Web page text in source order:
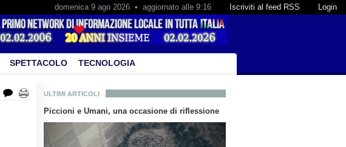
Login
Iscriviti al feed RSS
domenica 9 ago 2026 • aggiornato alle 9:16
SPETTACOLO TECNOLOGIA
ULTIMI ARTICOLI
Piccioni e Umani, una occasione di riflessione